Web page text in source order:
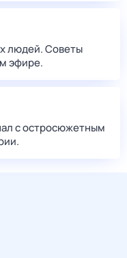
людей. Советы
эфире.
с остросюжетным